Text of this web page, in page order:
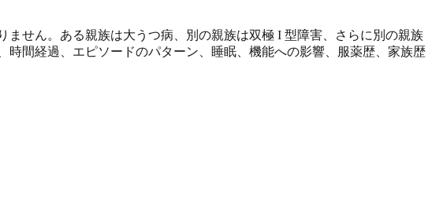
せん。ある親族は大うつ病、別の親族は双極 I 型障害、さらに別の親族
間経過、エピソードのパターン、睡眠、機能への影響、服薬歴、家族歴